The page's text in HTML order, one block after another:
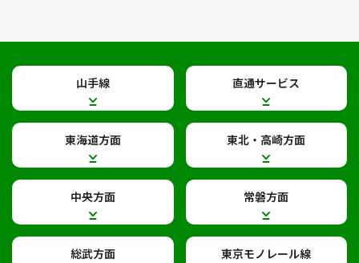
山手線 直通サービス
東海道方面 東北・高崎方面
中央方面 常磐方面
総武方面 東京モノレール線